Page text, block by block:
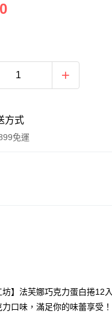
方式
免運
款
坊】法芙娜巧克力蛋白捲12
口味，滿足你的味蕾享受！